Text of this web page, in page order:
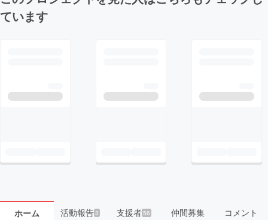
ています
ホーム 活動報告3 支援者56 仲間募集 コメント